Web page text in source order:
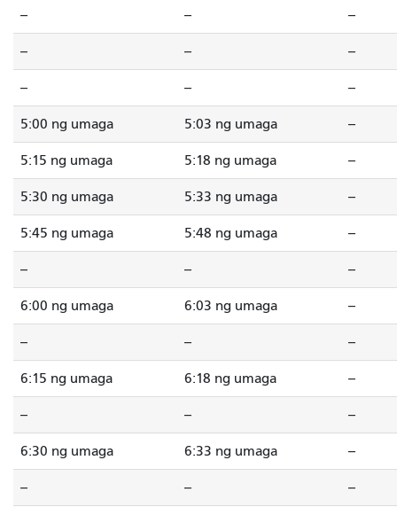
-- -- --
-- -- --
-- -- --
5:00 ng umaga 5:03 ng umaga --
5:15 ng umaga 5:18 ng umaga --
5:30 ng umaga 5:33 ng umaga --
5:45 ng umaga 5:48 ng umaga --
-- -- --
6:00 ng umaga 6:03 ng umaga --
-- -- --
6:15 ng umaga 6:18 ng umaga --
-- -- --
6:30 ng umaga 6:33 ng umaga --
-- -- --